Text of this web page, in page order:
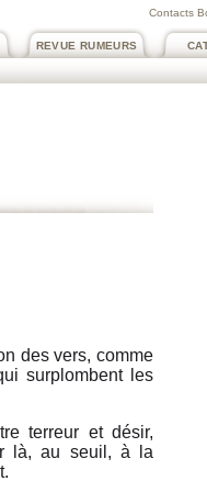
Contacts
REVUE RUMEURS
des vers, comme
surplombent les
terreur et désir,
là, au seuil, à la